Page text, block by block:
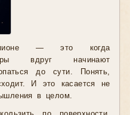
— это когда
вдруг начинают
до сути. Понять,
И это касается не
в целом.